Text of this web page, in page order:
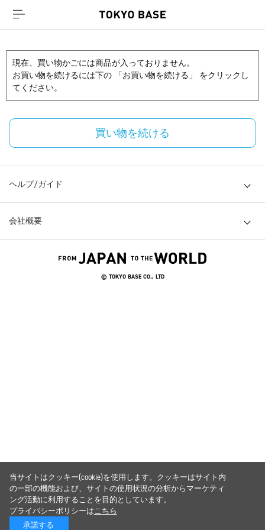
現在、買い物かごには商品が入っておりません。
お買い物を続けるには下の 「お買い物を続ける」 をクリックし
てください。
買い物を続ける
ヘルプ/ガイド
会社概要
© TOKYO BASE CO., LTD
当サイトはクッキー(cookie)を使用します。クッキーはサイト内
の一部の機能および、サイトの使用状況の分析からマーケティ
ング活動に利用することを目的としています。
プライバシーポリシーはこちら
承諾する